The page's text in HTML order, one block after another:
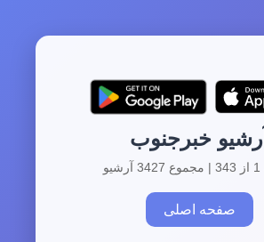
آرشیو خبرجنوب
صفحه اصلی